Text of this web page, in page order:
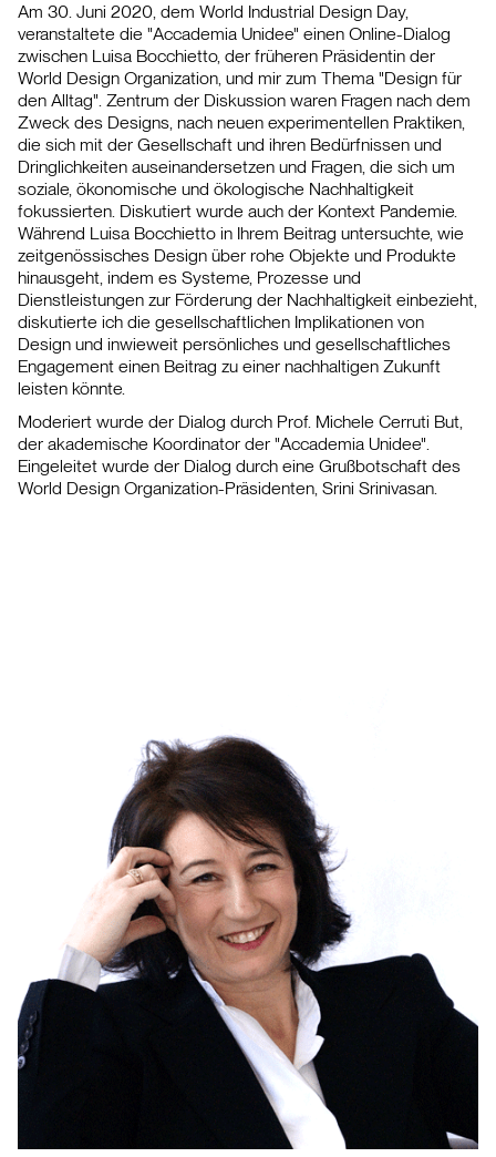
Am 30. Juni 2020, dem World Industrial Design Day,
veranstaltete die "Accademia Unidee" einen Online-Dialog
zwischen Luisa Bocchietto, der früheren Präsidentin der
World Design Organization, und mir zum Thema "Design für
den Alltag". Zentrum der Diskussion waren Fragen nach dem
Zweck des Designs, nach neuen experimentellen Praktiken,
die sich mit der Gesellschaft und ihren Bedürfnissen und
Dringlichkeiten auseinandersetzen und Fragen, die sich um
soziale, ökonomische und ökologische Nachhaltigkeit
fokussierten. Diskutiert wurde auch der Kontext Pandemie.
Während Luisa Bocchietto in Ihrem Beitrag untersuchte, wie
zeitgenössisches Design über rohe Objekte und Produkte
hinausgeht, indem es Systeme, Prozesse und
Dienstleistungen zur Förderung der Nachhaltigkeit einbezieht,
diskutierte ich die gesellschaftlichen Implikationen von
Design und inwieweit persönliches und gesellschaftliches
Engagement einen Beitrag zu einer nachhaltigen Zukunft
leisten könnte.
Moderiert wurde der Dialog durch Prof. Michele Cerruti But,
der akademische Koordinator der "Accademia Unidee".
Eingeleitet wurde der Dialog durch eine Grußbotschaft des
World Design Organization-Präsidenten, Srini Srinivasan.